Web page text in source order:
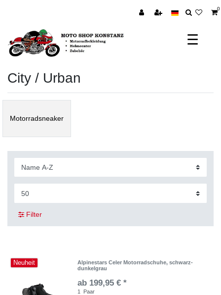
0
☰
City / Urban
Motorradsneaker
Filter
Neuheit
Alpinestars Celer Motorradschuhe, schwarz-
dunkelgrau
ab 199,95 € *
1 Paar